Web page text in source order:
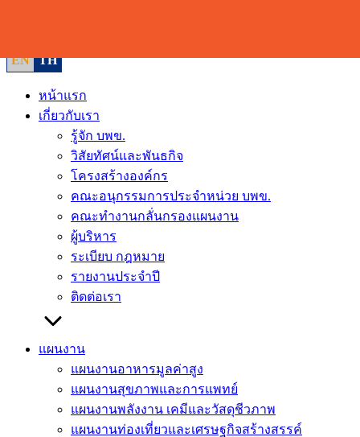
EN
TH
หน้าแรก
เกี่ยวกับเรา
รู้จัก บพข.
วิสัยทัศน์และพันธกิจ
โครงสร้างองค์กร
คณะอนุกรรมการประจำหน่วย บพข.
คณะทำงานกลั่นกรองแผนงาน
ผู้บริหาร
ระเบียบ กฎหมาย
รายงานประจำปี
ติดต่อเรา
แผนงาน
แผนงานอาหารมูลค่าสูง
แผนงานสุขภาพและการแพทย์
แผนงานพลังงาน เคมีและวัสดุชีวภาพ
แผนงานท่องเที่ยวและเศรษฐกิจสร้างสรรค์